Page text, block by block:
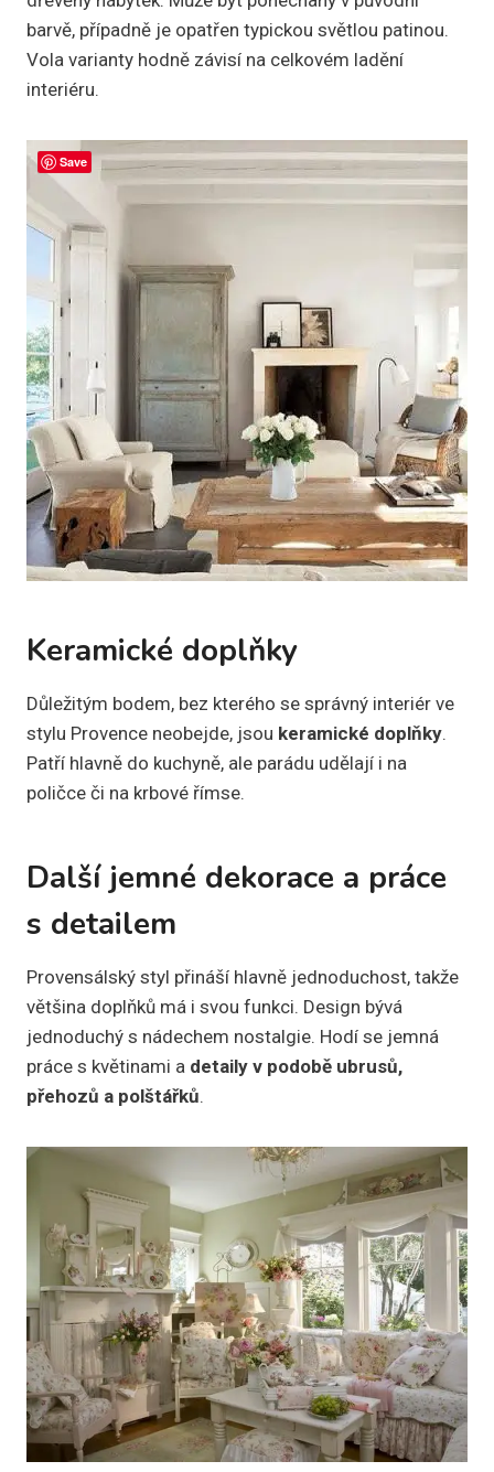
barvě, případně je opatřen typickou světlou patinou.
Vola varianty hodně závisí na celkovém ladění
interiéru.
Keramické doplňky
Důležitým bodem, bez kterého se správný interiér ve
stylu Provence neobejde, jsou keramické doplňky.
Patří hlavně do kuchyně, ale parádu udělají i na
poličce či na krbové římse.
Další jemné dekorace a práce
s detailem
Provensálský styl přináší hlavně jednoduchost, takže
většina doplňků má i svou funkci. Design bývá
jednoduchý s nádechem nostalgie. Hodí se jemná
práce s květinami a detaily v podobě ubrusů,
přehozů a polštářků.
Save